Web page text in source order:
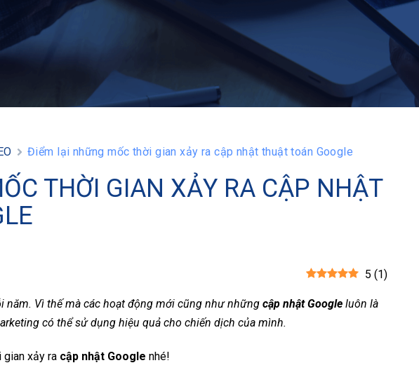
Điểm lại những mốc thời gian xảy ra cập nhật thuật toán Google
THỜI GIAN XẢY RA CẬP NHẬT
5 (1)
năm. Vì thế mà các hoạt động mới cũng như nhữngcập nhật Google luôn là
có thể sử dụng hiệu quả cho chiến dịch của mình.
xảy ra cập nhật Google nhé!